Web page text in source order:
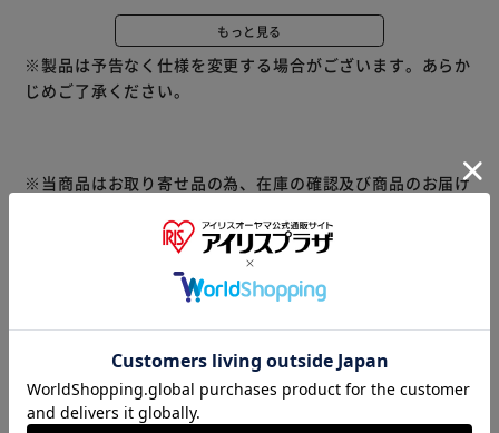
眠りたい人におすすめ。
夏は遮熱・冬は保温と冷暖房の効果を高め、節電が期待でき
ます。
美しいドレープを保つ形状記憶加工♪
ウォッシャブル機能でお手入れも簡単！
※こちらの商品はお取り寄せ商品のため、初期不良以外の返
品・交換は承れませんので、あらかじめご了承ください。
もっと見る
※製品は予告なく仕様を変更する場合がございます。あらか
じめご了承ください。
※当商品はお取り寄せ品の為、在庫の確認及び商品のお届け
また、商品がメーカーにて完売となっていた場合、キャンセ
ル又は注文内容の変更をお願いいたしております。
予めご了承くださいますようお願いいたします。
商品はアイリスプラザがセレクトしたオススメ商品です。
≪こちらの商品は当社指定の運送会社で配送致します≫
大変申し訳ありませんが、【配達時間指定】【代金引換での
お支払】は出来ません。ご了承ください。